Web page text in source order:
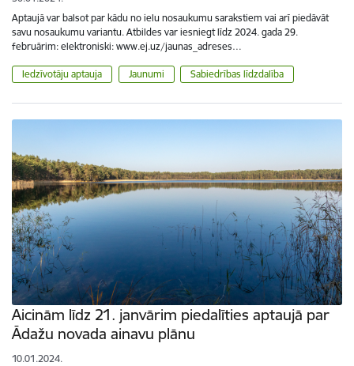
Aptaujā var balsot par kādu no ielu nosaukumu sarakstiem vai arī piedāvāt
savu nosaukumu variantu. Atbildes var iesniegt līdz 2024. gada 29.
februārim: elektroniski: www.ej.uz/jaunas_adreses…
Iedzīvotāju aptauja Jaunumi Sabiedrības līdzdalība
Aicinām līdz 21. janvārim piedalīties aptaujā par
Ādažu novada ainavu plānu
10.01.2024.